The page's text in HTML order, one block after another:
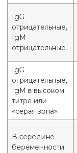
IgG
отрицательные,
IgM
отрицательные
IgG
отрицательные,
IgM в высоком
титре или
«серая зона»
В середине
беременности